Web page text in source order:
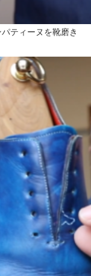
ティーヌを靴磨き